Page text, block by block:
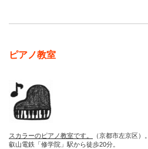
ピアノ教室
スカラーのピアノ教室です。
（京都市左京区）。
叡山電鉄「修学院」駅から徒歩20分。